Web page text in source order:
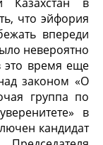
что эйфория
впереди
невероятно
это время еще
законом «О
группа по
в
кандидат